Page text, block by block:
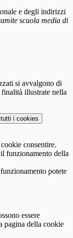
e degli indirizzi
scuola media di
si avvalgono di
illustrate nella
i cookies
consentire.
funzionamento della
potete
essere
pagina della cookie